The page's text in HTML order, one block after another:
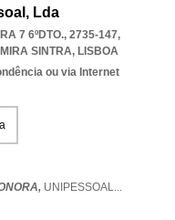
Lda
7 6ºDTO., 2735-147,
SINTRA, LISBOA
ou via Internet
UNIPESSOAL...